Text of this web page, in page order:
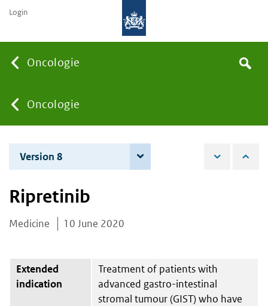
Oncologie
You
are
here:
Oncologie
the
Search
Login
Version 8
Ripretinib
Medicine 10 June 2020
Extended
indication
Treatment of patients with
advanced gastro-intestinal
stromal tumour (GIST) who have